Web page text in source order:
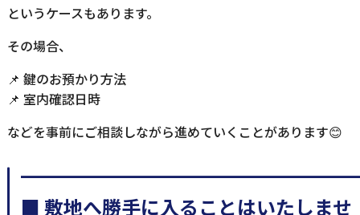
というケースもあります。
その場合、
📌 鍵のお預かり方法
📌 室内確認日時
などを事前にご相談しながら進めていくことがあります😊
■ 敷地へ勝手に入ることはいたしませ